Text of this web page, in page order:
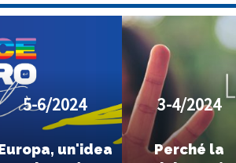
5-6/2024
un'idea
3-4/2024
Perché la